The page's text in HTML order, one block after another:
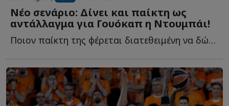
Νέο σενάριο: Δίνει και παίκτη ως
αντάλλαγμα για Γουόκαπ η Ντουμπάι!
Ποιον παίκτη της φέρεται διατεθειμένη να δώσει στον Ο...